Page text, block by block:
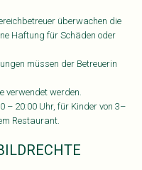
überwachen die
Haftung für Schäden oder
müssen der Betreuerin
verwendet werden.
– 20:00 Uhr, für Kinder von 3–
Restaurant.